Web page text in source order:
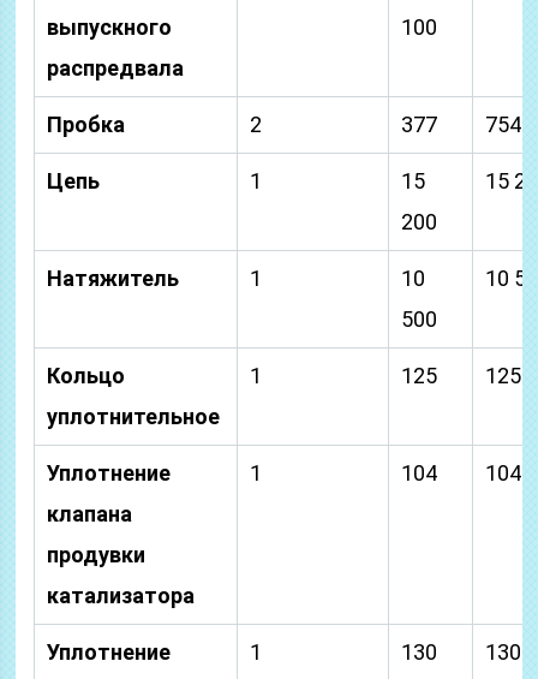
выпускного
распредвала
100
Пробка 2 377 754
Цепь 1
15
200
15
Натяжитель 1
10
500
10
Кольцо
уплотнительное
1 125 125
Уплотнение
клапана
продувки
катализатора
1 104 104
Уплотнение
1 130 130